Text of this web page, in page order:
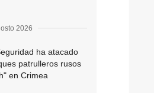
2026
ha atacado
patrulleros rusos
en Crimea